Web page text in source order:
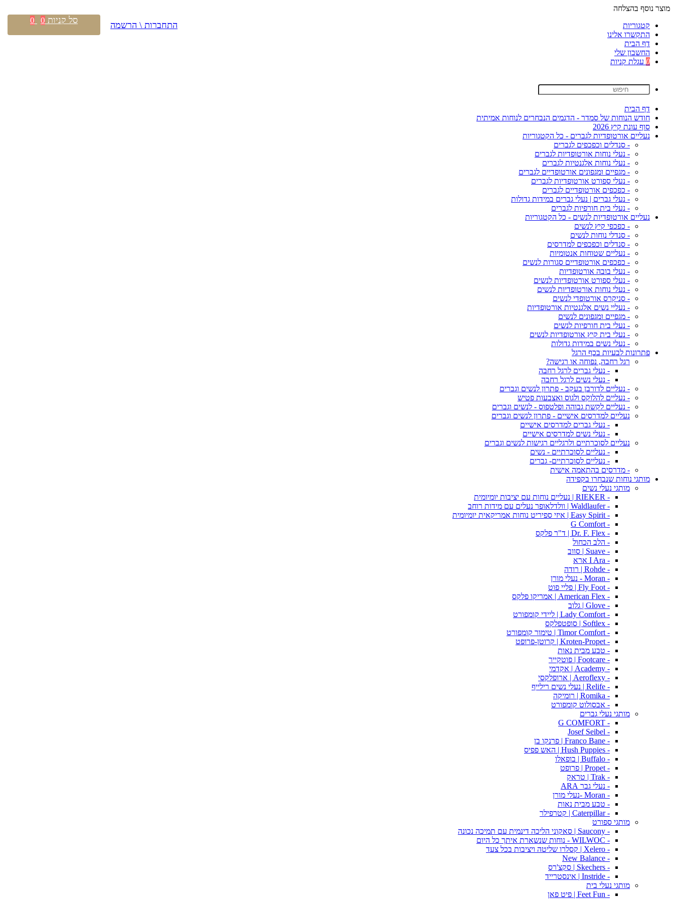
מוצר נוסף בהצלחה
קטגוריות
התקשרו אלינו
דף הבית
החשבון שלי
0 עגלת קניות
דף הבית
חודש הנוחות של סמדר - הדגמים הנבחרים לנוחות אמיתית
סוף עונת קיץ 2026
נעליים אורטופדיות לגברים - כל הקטגוריות
- סנדלים וכפכפים לגברים
- נעלי נוחות אורטופדיות לגברים
- נעלי נוחות אלגנטיות לגברים
- מגפיים ומגפונים אורטופדיים לגברים
- נעלי ספורט אורטופדיות לגברים
- כפכפים אורטופדיים לגברים
- נעלי גברים | נעלי גברים במידות גדולות
- נעלי בית חורפיות לגברים
נעליים אורטופדיות לנשים - כל הקטגוריות
- כפכפי קיץ לנשים
- סנדלי נוחות לנשים
- סנדלים וכפכפים למדרסים
- נעליים שטוחות אנטומיות
- כפכפים אורטופדיים סגורות לנשים
- נעלי בובה אורטופדיות
- נעלי ספורט אורטופדיות לנשים
- נעלי נוחות אורטופדיות לנשים
- סניקרס אורטופדי לנשים
- נעליי נשים אלגנטיות אורטופדיות
- מגפיים ומגפונים לנשים
- נעלי בית חורפיות לנשים
- נעלי בית קיץ אורטופדיות לנשים
- נעלי נשים במידות גדולות
פתרונות לבעיות בכף הרגל
רגל רחבה, נפוחה או רגישה?
- נעלי גברים לרגל רחבה
- נעלי נשים לרגל רחבה
- נעליים לדורבן בעקב - פתרון לנשים וגברים
- נעליים להלוקס ולגוס ואצבעות פטיש
- נעליים לקשת גבוהה ופלטפוס - לנשים וגברים
נעליים למדרסים אישיים - פתרון לנשים וגברים
- נעלי גברים למדרסים אישיים
- נעלי נשים למדרסים אישיים
נעליים לסוכרתיים ולרגליים רגישות לנשים וגברים
- נעליים לסוכרתיים - נשים
- נעליים לסוכרתיים- גברים
- מדרסים בהתאמה אישית
מותגי נוחות שנבחרו בקפידה
מותגי נעלי נשים
- RIEKER | נעליים נוחות עם יציבות יומיומית
- Waldlaufer | וולדלאופר נעלים עם מידות רוחב
- Easy Spirit | איזי ספיריט נוחות אמריקאית יומיומית
- G Comfort
- Dr. F. Flex | ד"ר פלקס
- הלב הכחול
- Suave | סווב
- I Ara ארא
- Rohde | רודה
- Moran - נעלי מורן
- Fly Foot | פליי פוט
- American Flex | אמריקו פלקס
- Glove | גלוב
- Lady Comfort | ליידי קומפורט
- Softlex | סופטפלקס
- Timor Comfort | טימור קומפורט
- Kroten-Propet | קרוטן-פרופט
- טבע מבית נאות
- Footcare | פוטקייר
- Academy | אקדמי
- Aeroflexy | ארופלקסי
- Relife | נעלי נשים רילייף
- Romika | רומיקה
- אבסולוט קומפורט
מותגי נעלי גברים
- G COMFORT
- Josef Seibel
- Franco Bane | פרנקו בן
- Hush Puppies | האש פפיס
- Buffalo | בופאלו
- Propet | פרופט
- Trak | טראק
- נעלי גבר ARA
- Moran -נעלי מורן
- טבע מבית נאות
- Caterpillar | קטרפילר
מותגי ספורט
- Saucony | סאקוני הליכה דינמית עם תמיכה נכונה
- WILWOC - נוחות שנשארת איתך כל היום
- Xelero | קסלרו שליטה ויציבות בכל צעד
- New Balance
- Skechers | סקצ'רס
- Instride | אינסטרייד
מותגי נעלי בית
- Feet Fun | פיט פאן
התחברות \ הרשמה סל קניות 0
0